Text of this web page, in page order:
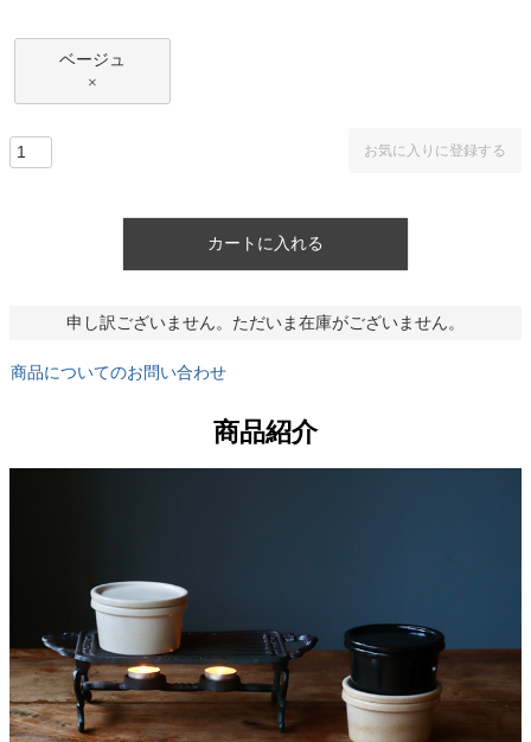
ベージュ
×
お気に入りに登録する
カートに入れる
申し訳ございません。ただいま在庫がございません。
商品についてのお問い合わせ
商品紹介